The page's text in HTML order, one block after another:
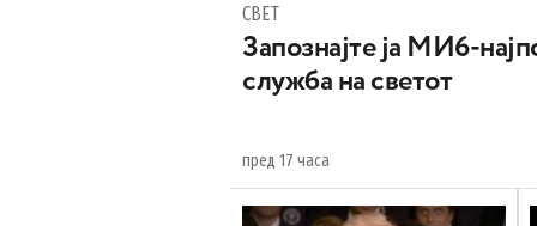
СВЕТ
Запознајте ја МИ6-
служба на светот
пред 17 часа